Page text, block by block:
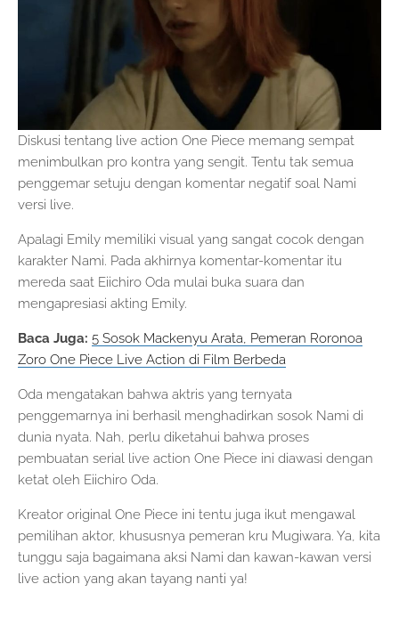
Diskusi tentang live action One Piece memang sempat
menimbulkan pro kontra yang sengit. Tentu tak semua
penggemar setuju dengan komentar negatif soal Nami
versi live.
Apalagi Emily memiliki visual yang sangat cocok dengan
karakter Nami. Pada akhirnya komentar-komentar itu
mereda saat Eiichiro Oda mulai buka suara dan
mengapresiasi akting Emily.
Baca Juga: 5 Sosok Mackenyu Arata, Pemeran Roronoa
Zoro One Piece Live Action di Film Berbeda
Oda mengatakan bahwa aktris yang ternyata
penggemarnya ini berhasil menghadirkan sosok Nami di
dunia nyata. Nah, perlu diketahui bahwa proses
pembuatan serial live action One Piece ini diawasi dengan
ketat oleh Eiichiro Oda.
Kreator original One Piece ini tentu juga ikut mengawal
pemilihan aktor, khususnya pemeran kru Mugiwara. Ya, kita
tunggu saja bagaimana aksi Nami dan kawan-kawan versi
live action yang akan tayang nanti ya!